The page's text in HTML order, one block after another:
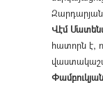
Վէմ
հատորն է,